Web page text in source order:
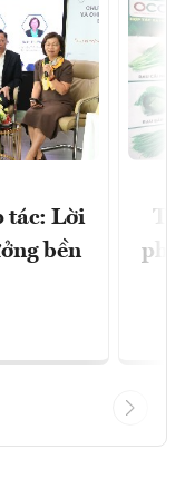
tác: Lời
bền